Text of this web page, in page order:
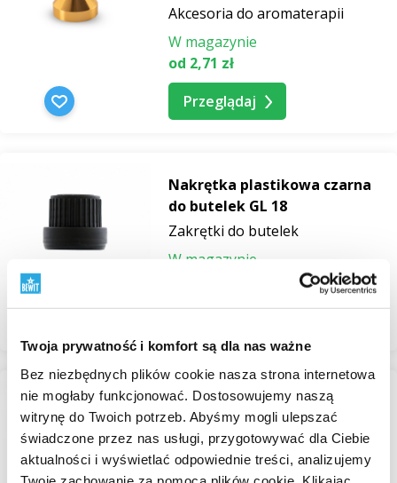
Twoja prywatność i komfort są dla nas ważne
Bez niezbędnych plików cookie nasza strona internetowa
nie mogłaby funkcjonować. Dostosowujemy naszą
witrynę do Twoich potrzeb. Abyśmy mogli ulepszać
świadczone przez nas usługi, przygotowywać dla Ciebie
aktualności i wyświetlać odpowiednie treści, analizujemy
Akcesoria do aromaterapii
W magazynie
od 2,71 zł
Przeglądaj
Nakrętka plastikowa czarna
do butelek GL 18
Zakrętki do butelek
W magazynie
Pipeta szklana do buteleczek
15 ml, długość 6,5 cm
Pipety i zakraplacze